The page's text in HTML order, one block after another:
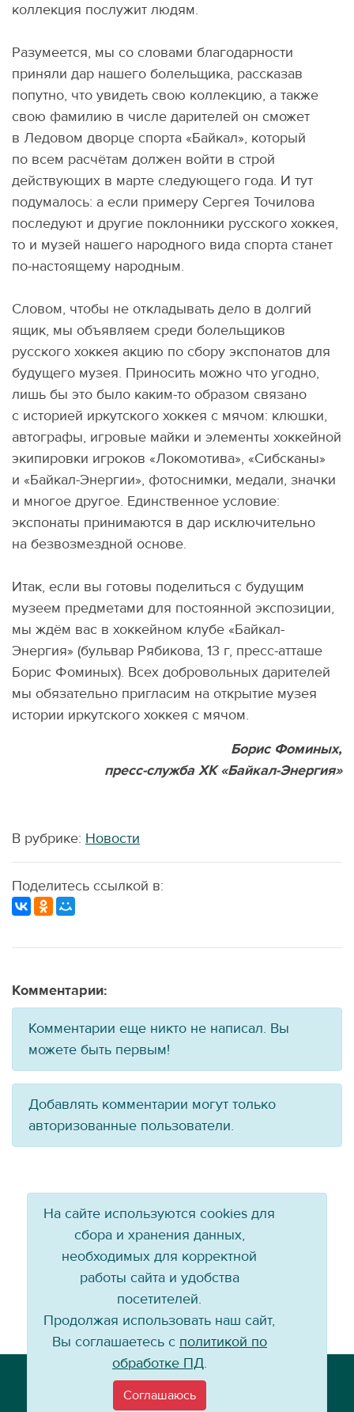
коллекция послужит людям.
Разумеется, мы со словами благодарности
приняли дар нашего болельщика, рассказав
попутно, что увидеть свою коллекцию, а также
свою фамилию в числе дарителей он сможет
в Ледовом дворце спорта «Байкал», который
по всем расчётам должен войти в строй
действующих в марте следующего года. И тут
подумалось: а если примеру Сергея Точилова
последуют и другие поклонники русского хоккея,
то и музей нашего народного вида спорта станет
по-настоящему народным.
Словом, чтобы не откладывать дело в долгий
ящик, мы объявляем среди болельщиков
русского хоккея акцию по сбору экспонатов для
будущего музея. Приносить можно что угодно,
лишь бы это было каким-то образом связано
с историей иркутского хоккея с мячом: клюшки,
автографы, игровые майки и элементы хоккейной
экипировки игроков «Локомотива», «Сибсканы»
и «Байкал-Энергии», фотоснимки, медали, значки
и многое другое. Единственное условие:
экспонаты принимаются в дар исключительно
на безвозмездной основе.
Итак, если вы готовы поделиться с будущим
музеем предметами для постоянной экспозиции,
мы ждём вас в хоккейном клубе «Байкал-
Энергия» (бульвар Рябикова, 13 г, пресс-атташе
Борис Фоминых). Всех добровольных дарителей
мы обязательно пригласим на открытие музея
истории иркутского хоккея с мячом.
Борис Фоминых,
пресс-служба ХК «Байкал-Энергия»
В рубрике: Новости
Поделитесь ссылкой в:
Комментарии:
Комментарии еще никто не написал. Вы
можете быть первым!
Добавлять комментарии могут только
авторизованные пользователи.
Email:info@baikal-energy.ru
На сайте используются cookies для
сбора и хранения данных,
необходимых для корректной
работы сайта и удобства
посетителей.
Продолжая использовать наш сайт,
Вы соглашаетесь с политикой по
обработке ПД.
Соглашаюсь